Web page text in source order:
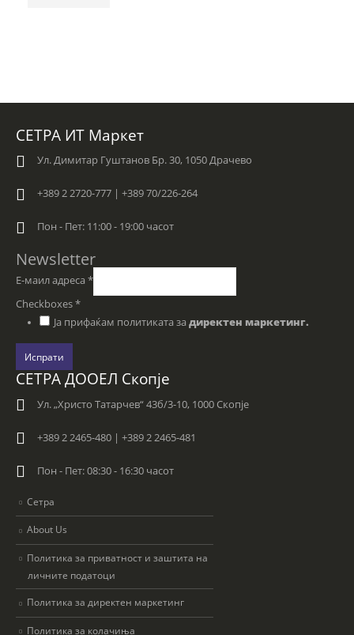
СЕТРА ИТ Маркет
Ул. Димитар Гуштанов Бр. 30, 1050 Драчево
+389 2 2720-777 | +389 70/226-264
Пон - Пет: 11:00 - 19:00 часот
Newsletter
Е-маил адреса *
Checkboxes*
Ја прифаќам политиката за директен маркетинг.
Испрати
СЕТРА ДООЕЛ Скопје
Ул. „Христо Татарчев“ 43б/3-10, 1000 Скопје
+389 2 2465-480 | +389 2 2465-481
Пон - Пет: 08:30 - 16:30 часот
Сетра
About Us
Политика за приватност и заштита на
личните податоци
Политика за директен маркетинг
Политика за колачиња